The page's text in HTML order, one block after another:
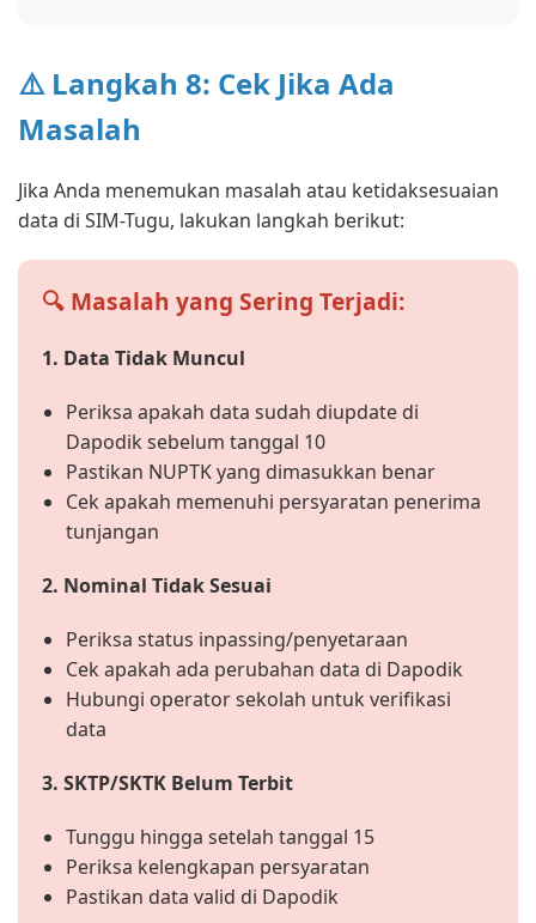
⚠️ Langkah 8: Cek Jika Ada
Masalah
Jika Anda menemukan masalah atau ketidaksesuaian
data di SIM-Tugu, lakukan langkah berikut:
🔍 Masalah yang Sering Terjadi:
1. Data Tidak Muncul
Periksa apakah data sudah diupdate di
Dapodik sebelum tanggal 10
Pastikan NUPTK yang dimasukkan benar
Cek apakah memenuhi persyaratan penerima
tunjangan
2. Nominal Tidak Sesuai
Periksa status inpassing/penyetaraan
Cek apakah ada perubahan data di Dapodik
Hubungi operator sekolah untuk verifikasi
data
3. SKTP/SKTK Belum Terbit
Tunggu hingga setelah tanggal 15
Periksa kelengkapan persyaratan
Pastikan data valid di Dapodik